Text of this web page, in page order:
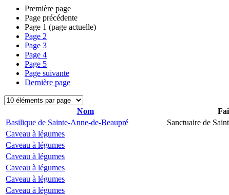
Première page
Page précédente
Page 1 (page actuelle)
Page 2
Page 3
Page 4
Page 5
Page suivante
Dernière page
Nom
Basilique de Sainte-Anne-de-Beaupré
Sanctuaire de
Caveau à légumes
Caveau à légumes
Caveau à légumes
Caveau à légumes
Caveau à légumes
Caveau à légumes